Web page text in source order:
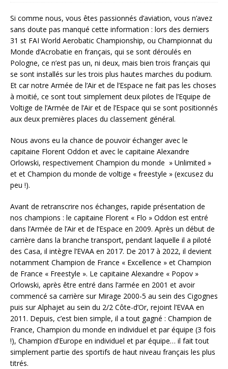
Si comme nous, vous êtes passionnés d’aviation, vous n’avez
sans doute pas manqué cette information : lors des derniers
31 st FAI World Aerobatic Championship, ou Championnat du
Monde d’Acrobatie en français, qui se sont déroulés en
Pologne, ce n’est pas un, ni deux, mais bien trois français qui
se sont installés sur les trois plus hautes marches du podium.
Et car notre Armée de l’Air et de l’Espace ne fait pas les choses
à moitié, ce sont tout simplement deux pilotes de l’Equipe de
Voltige de l’Armée de l’Air et de l’Espace qui se sont positionnés
aux deux premières places du classement général.
Nous avons eu la chance de pouvoir échanger avec le
capitaine Florent Oddon et avec le capitaine Alexandre
Orlowski, respectivement Champion du monde » Unlimited »
et et Champion du monde de voltige « freestyle » (excusez du
peu !).
Avant de retranscrire nos échanges, rapide présentation de
nos champions : le capitaine Florent « Flo » Oddon est entré
dans l’Armée de l’Air et de l’Espace en 2009. Après un début de
carrière dans la branche transport, pendant laquelle il a piloté
des Casa, il intègre l’EVAA en 2017. De 2017 à 2022, il devient
notamment Champion de France « Excellence » et Champion
de France « Freestyle ». Le capitaine Alexandre « Popov »
Orlowski, après être entré dans l’armée en 2001 et avoir
commencé sa carrière sur Mirage 2000-5 au sein des Cigognes
puis sur Alphajet au sein du 2/2 Côte-d’Or, rejoint l’EVAA en
2011. Depuis, c’est bien simple, il a tout gagné : Champion de
France, Champion du monde en individuel et par équipe (3 fois
!), Champion d’Europe en individuel et par équipe… il fait tout
simplement partie des sportifs de haut niveau français les plus
titrés.